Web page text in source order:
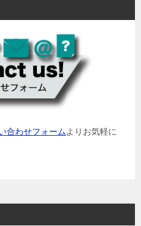
合わせフォームよりお気軽に